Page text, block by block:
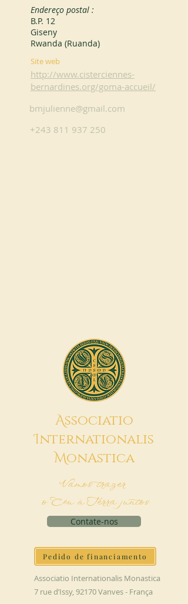
Endereço postal :
B.P. 12
Giseny
Rwanda (Ruanda)
Site web
http://www.cisterciennes-
bernardines.org/goma-accueil/
bmjulienne@gmail.com
+243 811 937 250
Associatio
Internationalis
MonAstica
Vamos trazer
o Céu à Terra juntos
Contate-nos
Pedido de financiamento
Associatio Internationalis Monastica
7 rue d’Issy, 92170 Vanves - França